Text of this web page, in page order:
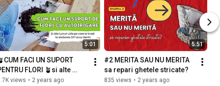
5:01
FACI UN SUPORT
FLORI 🪴si alte
utile de la ateliere
views • 2 years ago
5:51
#2 MERITA SAU NU MERITA
sa repari ghetele stricate?
835 views • 2 years ago